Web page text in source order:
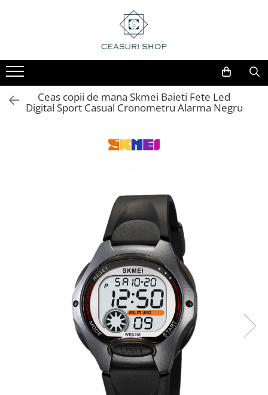
Ceas copii de mana Skmei Baieti Fete Led
Digital Sport Casual Cronometru Alarma Negru